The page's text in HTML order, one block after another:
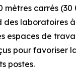
mètres carrés
des laboratoires
espaces de
pour favoriser
postes.